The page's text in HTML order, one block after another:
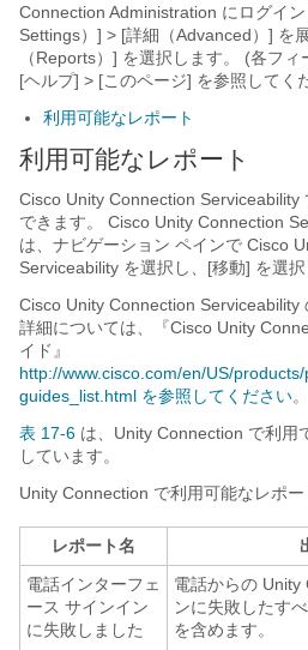
Connection Administration にログイ
Settings）] > [詳細（Advanced）] を
（Reports）] を選択します。 (各フィ
[ヘルプ] > [このページ] を参照してく
利用可能なレポート
利用可能なレポート
Cisco Unity Connection Serviceability
できます。 Cisco Unity Connection
は、ナビゲーション ペインで Cisco
Serviceability を選択し、[移動] を選択
Cisco Unity Connection Serviceability
詳細については、『Cisco Unity
イド』
http://www.cisco.com/en/US/
guides_list.html を参照してください。
表 17-6 は、Unity Connection で利用
しています。
Unity Connection で利用可能なレポー
レポート名
電話インターフェ
ース サインイン
に失敗しました
電話からの Unity
ンに失敗したす
を含めます。